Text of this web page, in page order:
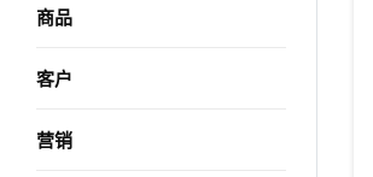
商品
客户
营销